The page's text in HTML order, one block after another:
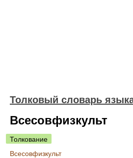
Толковый словарь
Всесовфизкульт
Толкование
Всесовфизкульт